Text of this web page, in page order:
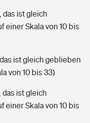
das ist gleich
einer Skala von 10 bis
das ist gleich geblieben
von 10 bis 33)
das ist gleich
einer Skala von 10 bis